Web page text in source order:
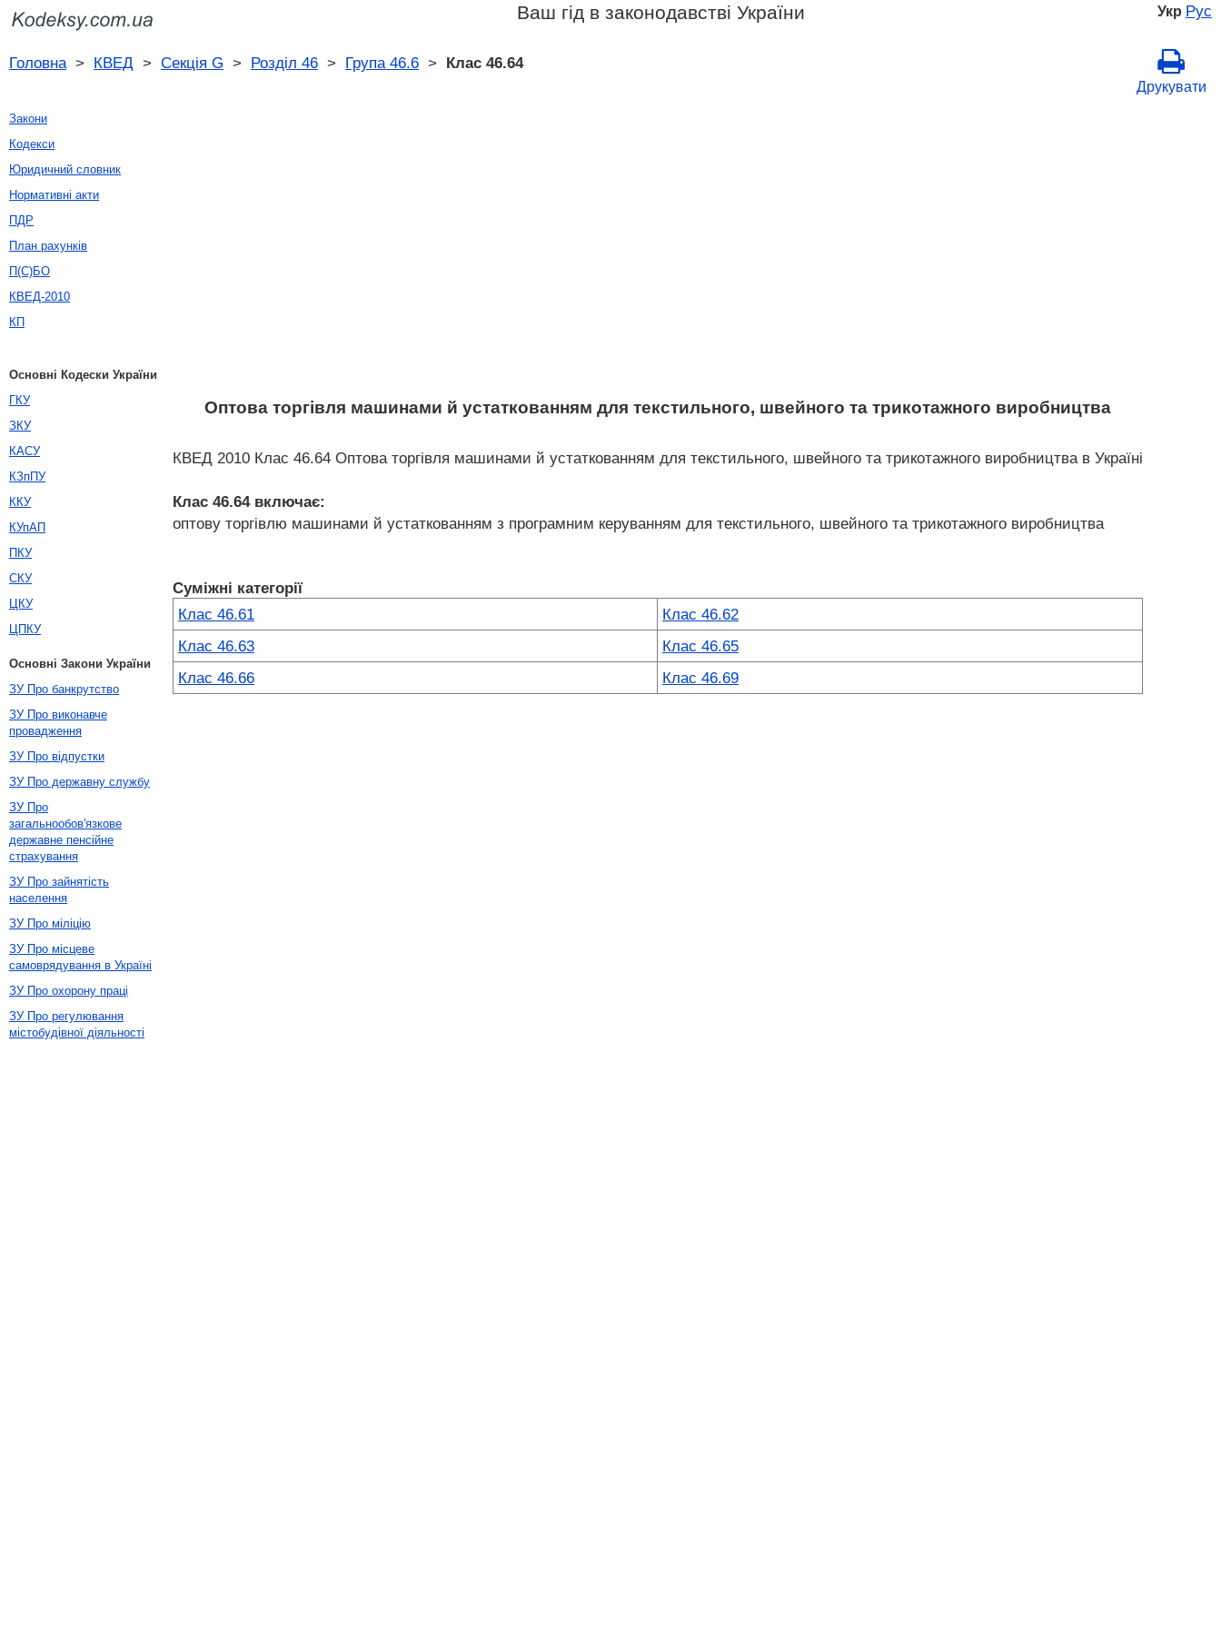
Укр Рус
Ваш гід в законодавстві України
Головна> КВЕД > Секція G > Розділ 46 > Група 46.6 > Клас 46.64
Друкувати
Оптова торгівля машинами й устаткованням для текстильного, швейного та трикотажного виробництва
КВЕД 2010 Клас 46.64 Оптова торгівля машинами й устаткованням для текстильного, швейного та трикотажного виробництва в Україні
Клас 46.64 включає:
оптову торгівлю машинами й устаткованням з програмним керуванням для текстильного, швейного та трикотажного виробництва
Суміжні категорії
Клас 46.61
Клас 46.62
Клас 46.63
Клас 46.65
Клас 46.66
Клас 46.69
Закони
Кодекси
Юридичний словник
Нормативні акти
ПДР
План рахунків
П(С)БО
КВЕД-2010
КП
Основні Кодески України
ГКУ
ЗКУ
КАСУ
КЗпПУ
ККУ
КУпАП
ПКУ
СКУ
ЦКУ
ЦПКУ
Основні Закони України
ЗУ Про банкрутство
ЗУ Про виконавче
провадження
ЗУ Про відпустки
ЗУ Про державну службу
ЗУ Про
загальнообов'язкове
державне пенсійне
страхування
ЗУ Про зайнятість
населення
ЗУ Про міліцію
ЗУ Про місцеве
самоврядування в Україні
ЗУ Про охорону праці
ЗУ Про регулювання
містобудівної діяльності